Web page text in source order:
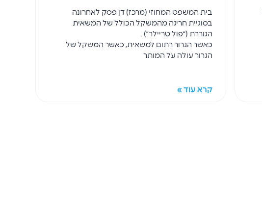
בית המשפט המחוזי (מרכז) דן פסק לאחרונה
בסוגיית חריגה מהמשקל הכולל של המשאית
הגוררת (“פול טריילר”) .
כאשר הגרור רתום למשאית, כאשר המשקל של
הגרור עולה על המותר
קרא עוד »